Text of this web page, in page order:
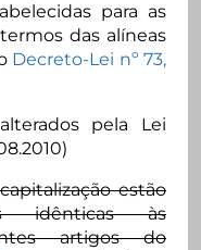
para as
das alíneas
Decreto-Lei nº 73,
pela Lei
estão
idênticas às
artigos do